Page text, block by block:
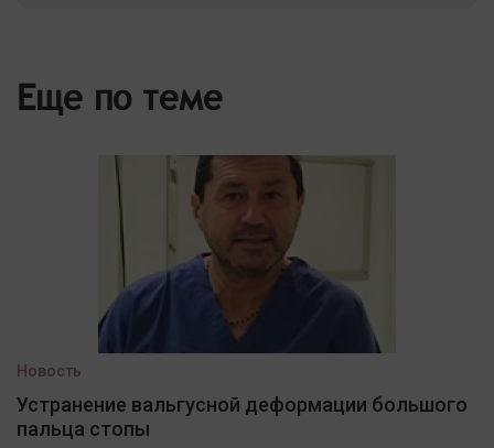
Еще по теме
Новость
Устранение вальгусной деформации большого
пальца стопы